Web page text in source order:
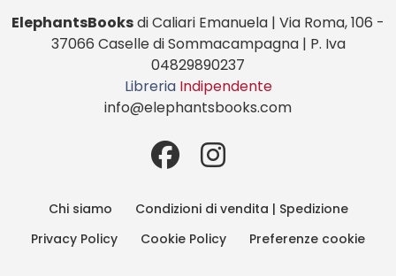
ElephantsBooksdi Caliari Emanuela | Via Roma, 106 -
37066 Caselle di Sommacampagna | P. Iva
04829890237
Libreria Indipendente
info@elephantsbooks.com
Chi siamo
Condizioni di vendita | Spedizione
Privacy Policy
Cookie Policy Preferenze cookie